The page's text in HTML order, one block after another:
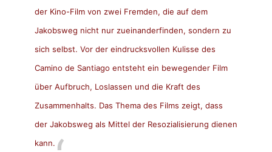
der Kino-Film von zwei Fremden, die auf dem
Jakobsweg nicht nur zueinanderfinden, sondern zu
sich selbst. Vor der eindrucksvollen Kulisse des
Camino de Santiago entsteht ein bewegender Film
über Aufbruch, Loslassen und die Kraft des
Zusammenhalts. Das Thema des Films zeigt, dass
der Jakobsweg als Mittel der Resozialisierung dienen
kann.